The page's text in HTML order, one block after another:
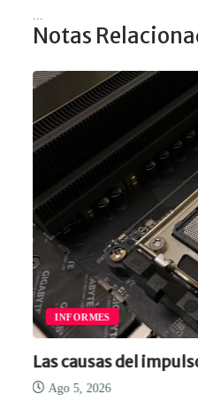
Notas
INFORMES
Las causas del
Ago 5, 2026